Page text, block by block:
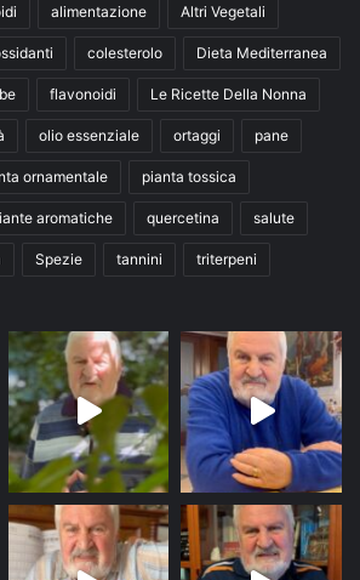
alimentazione Altri Vegetali
colesterolo Dieta Mediterranea
flavonoidi Le Ricette Della Nonna
olio essenziale ortaggi pane
ornamentale pianta tossica
aromatiche quercetina salute
Spezie tannini triterpeni